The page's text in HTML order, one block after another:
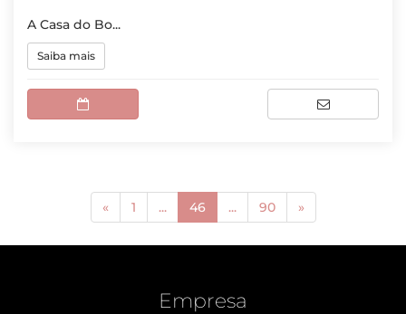
A Casa do Bo...
Saiba mais
« 1 ... 46(current)
... 90 »
Empresa